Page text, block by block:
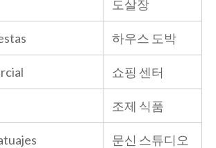
도살장
하우스 도박
쇼핑 센터
조제 식품
문신 스튜디오